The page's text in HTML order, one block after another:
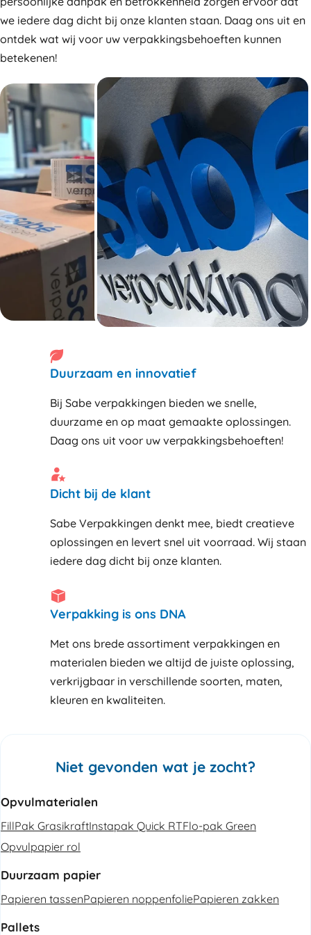
we iedere dag dicht bij onze klanten staan. Daag ons uit en
ontdek wat wij voor uw verpakkingsbehoeften kunnen
betekenen!
Duurzaam en innovatief
Bij Sabe verpakkingen bieden we snelle,
duurzame en op maat gemaakte oplossingen.
Daag ons uit voor uw verpakkingsbehoeften!
Dicht bij de klant
Sabe Verpakkingen denkt mee, biedt creatieve
oplossingen en levert snel uit voorraad. Wij staan
iedere dag dicht bij onze klanten
Verpakking is ons DNA
Met ons brede assortiment verpakkingen en
materialen bieden we altijd de juiste oplossing,
verkrijgbaar in verschillende soorten, maten,
kleuren en kwaliteiten.
Niet gevonden wat je zocht?
Opvulmaterialen
FillPak GrasikraftInstapak Quick RTFlo-pak Green
Opvulpapier rol
Duurzaam papier
Papieren tassenPapieren noppenfoliePapieren zakken
Pallets